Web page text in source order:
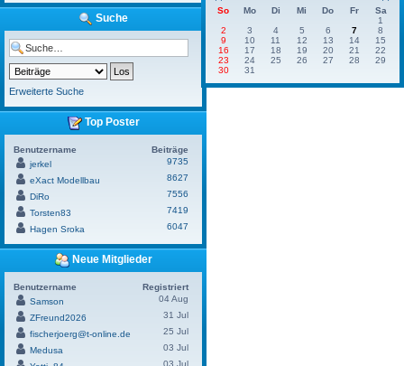
Suche
Erweiterte Suche
Top Poster
Benutzername
Beiträge
jerkel
9735
eXact Modellbau
8627
DiRo
7556
Torsten83
7419
Hagen Sroka
6047
Neue Mitglieder
Benutzername
Registriert
Samson
04 Aug
ZFreund2026
31 Jul
fischerjoerg@t-online.de
25 Jul
Medusa
03 Jul
03 Jul
So
Mo Di Mi Do Fr
Sa
1
2
3 4 5 6 7
8
9
10 11 12 13 14
15
16
17 18 19 20 21
22
23
24 25 26 27 28
29
30
31